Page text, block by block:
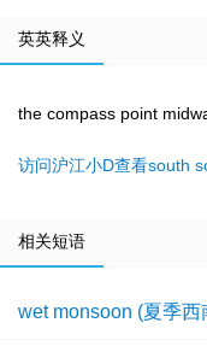
英英释义
the compass point
访问沪江小D查看south
相关短语
wet monsoon (夏季西